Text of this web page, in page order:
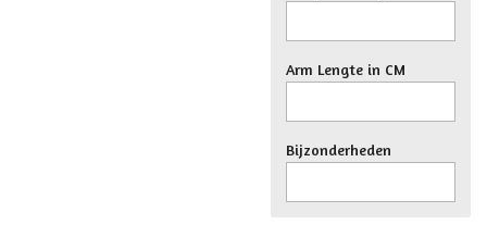
Arm Lengte in CM
Bijzonderheden